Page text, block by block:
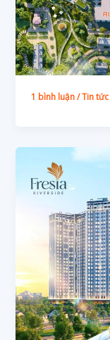
1 bình luận /Tin tức